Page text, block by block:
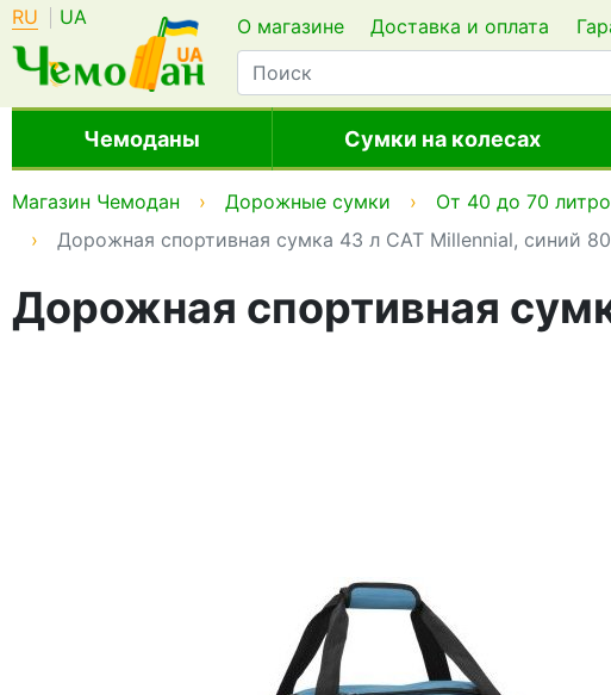
RU UA О магазине Доставка и оплата
Чемоданы Сумки на колесах
Магазин Чемодан Дорожные сумки От 40 до 70
Дорожная спортивная сумка 43 л CAT Millennial, синий
Дорожная спортивная